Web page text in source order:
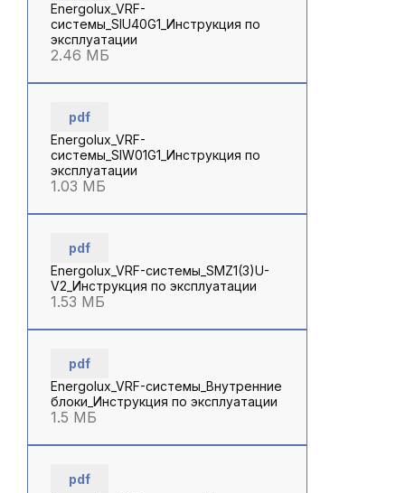
Energolux_VRF-
системы_SIU40G1_Инструкция по
эксплуатации
2.46 МБ
pdf
Energolux_VRF-
системы_SIW01G1_Инструкция по
эксплуатации
1.03 МБ
pdf
Energolux_VRF-системы_SMZ1(3)U-
V2_Инструкция по эксплуатации
1.53 МБ
pdf
Energolux_VRF-системы_Внутренние
блоки_Инструкция по эксплуатации
1.5 МБ
pdf